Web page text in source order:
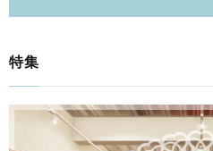
特集